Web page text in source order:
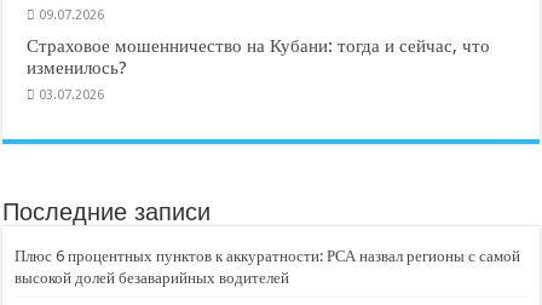
09.07.2026
Страховое мошенничество на Кубани: тогда и сейчас, что
изменилось?
03.07.2026
Последние записи
Плюс 6 процентных пунктов к аккуратности: РСА назвал регионы с самой
высокой долей безаварийных водителей